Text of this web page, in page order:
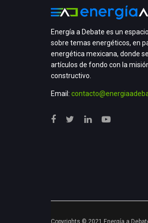
Energía a Debate es un
sobre temas energéticos, en
energética mexicana, donde
artículos de fondo con la
constructivo.
Email:
Copyrights © 2021 Energía a